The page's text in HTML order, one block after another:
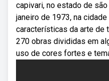
capivari, no estado de
janeiro de 1973, na
características da arte de
270 obras divididas em
uso de cores fortes e